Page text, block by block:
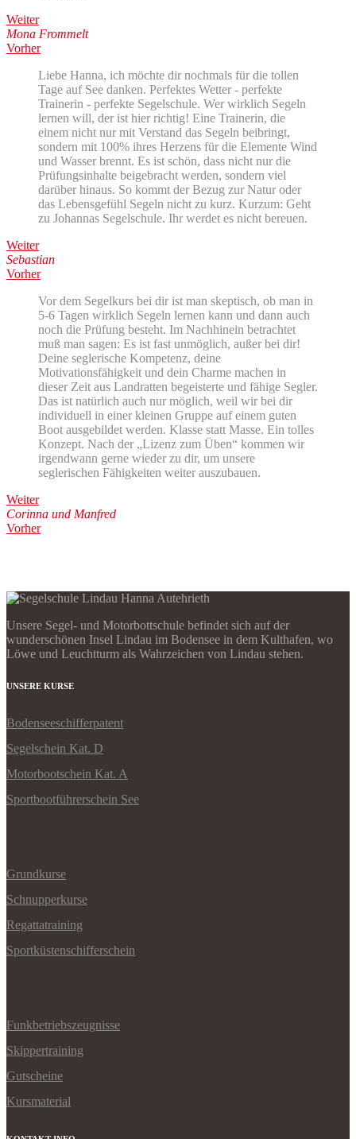
Weiter
Mona Frommelt
Vorher
Liebe Hanna, ich möchte dir nochmals für die tollen
Tage auf See danken. Perfektes Wetter - perfekte
Trainerin - perfekte Segelschule. Wer wirklich Segeln
lernen will, der ist hier richtig! Eine Trainerin, die
einem nicht nur mit Verstand das Segeln beibringt,
sondern mit 100% ihres Herzens für die Elemente Wind
und Wasser brennt. Es ist schön, dass nicht nur die
Prüfungsinhalte beigebracht werden, sondern viel
darüber hinaus. So kommt der Bezug zur Natur oder
das Lebensgefühl Segeln nicht zu kurz. Kurzum: Geht
zu Johannas Segelschule. Ihr werdet es nicht bereuen.
Weiter
Sebastian
Vorher
Vor dem Segelkurs bei dir ist man skeptisch, ob man in
5-6 Tagen wirklich Segeln lernen kann und dann auch
noch die Prüfung besteht. Im Nachhinein betrachtet
muß man sagen: Es ist fast unmöglich, außer bei dir!
Deine seglerische Kompetenz, deine
Motivationsfähigkeit und dein Charme machen in
dieser Zeit aus Landratten begeisterte und fähige Segler.
Das ist natürlich auch nur möglich, weil wir bei dir
individuell in einer kleinen Gruppe auf einem guten
Boot ausgebildet werden. Klasse statt Masse. Ein tolles
Konzept. Nach der „Lizenz zum Üben“ kommen wir
irgendwann gerne wieder zu dir, um unsere
seglerischen Fähigkeiten weiter auszubauen.
Weiter
Corinna und Manfred
Vorher
Unsere Segel- und Motorbottschule befindet sich auf der
wunderschönen Insel Lindau im Bodensee in dem Kulthafen, wo
Löwe und Leuchtturm als Wahrzeichen von Lindau stehen.
UNSERE KURSE
Bodenseeschifferpatent
Segelschein Kat. D
Motorbootschein Kat. A
Sportbootführerschein See
Grundkurse
Schnupperkurse
Regattatraining
Sportküstenschifferschein
Funkbetriebszeugnisse
Skippertraining
Gutscheine
Kursmaterial